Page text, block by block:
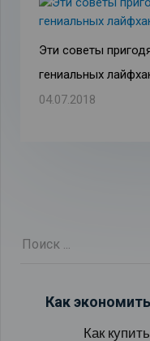
Эти советы
гениальных
04.07.2018
Как
Как